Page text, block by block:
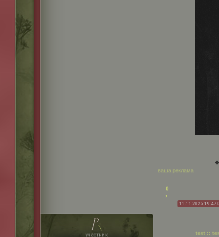
ваша реклама
0
11.11.2025
pr
участник test ::